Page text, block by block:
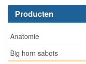
Producten
Anatomie
Big horn sabots